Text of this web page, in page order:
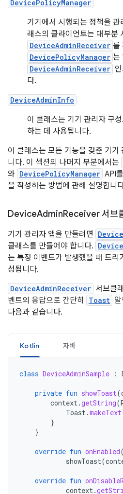
DevicePolicyManager
기기에서 시행되는 정책을
래스의 클라이언트는 대부분
DeviceAdminReceiver 를
DevicePolicyManager 는
DeviceAdminReceiver
다.
DeviceAdminInfo
이 클래스는 기기 관리자 구
하는 데 사용됩니다.
이 클래스는 모든 기능을 갖춘 기기
니다. 이 섹션의 나머지 부분에서는
와 DevicePolicyManager API
을 작성하는 방법에 관해 설명합니
DeviceAdminReceiver 서브
기기 관리자 앱을 만들려면
클래스를 만들어야 합니다.
는 특정 이벤트가 발생했을 때 트리
성됩니다.
DeviceAdminReceiver 서브클
벤트의 응답으로 간단히
Toast
다음과 같습니다.
Kotlin 자바
class DeviceAdminSample :
private fun showToast(
context.getString(
Toast.makeText
}
}
override fun onEnabled(
showToast(
override fun
context.